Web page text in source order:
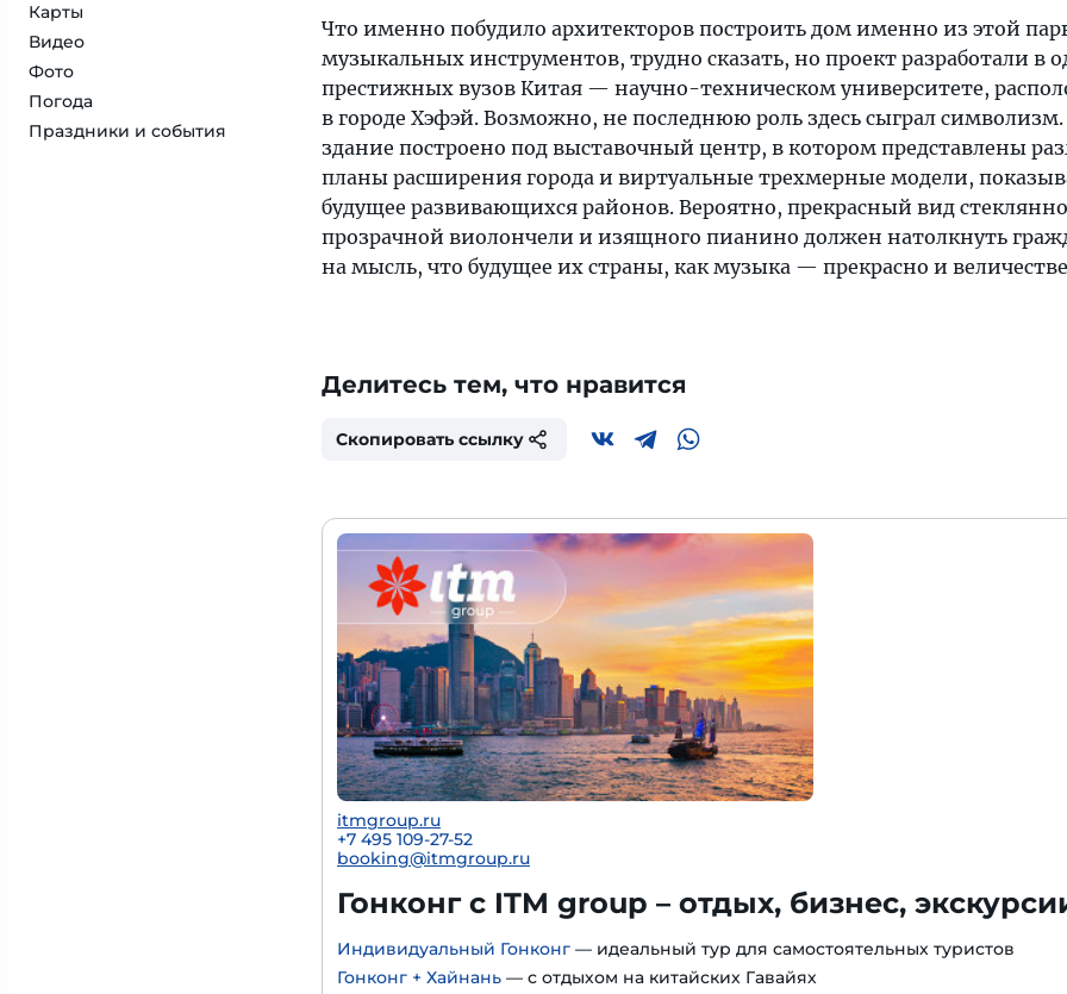
Карты
Видео
Фото
Погода
Праздники и события
Что именно побудило архитекторов построить дом именно из этой
музыкальных инструментов, трудно сказать, но проект разработали в
престижных вузов Китая — научно-техническом университете,
в городе Хэфэй. Возможно, не последнюю роль здесь сыграл символизм.
здание построено под выставочный центр, в котором представлены
планы расширения города и виртуальные трехмерные модели,
будущее развивающихся районов. Вероятно, прекрасный вид
прозрачной виолончели и изящного пианино должен натолкнуть
на мысль, что будущее их страны, как музыка — прекрасно и
Делитесь тем, что нравится
Скопировать ссылку
itmgroup.ru
+7 495 109-27-52
booking@itmgroup.ru
Гонконг с ITM group – отдых, бизнес,
Индивидуальный Гонконг — идеальный тур для самостоятельных туристов
Гонконг + Хайнань — с отдыхом на китайских Гавайях